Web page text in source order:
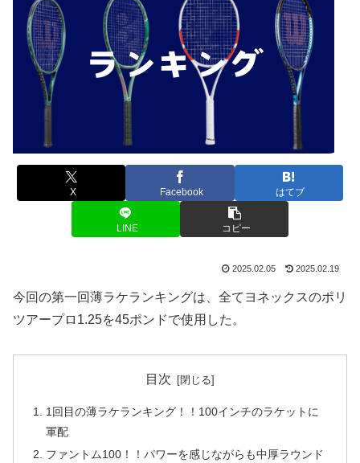
X Facebook はてブ
LINE コピー
2025.02.05 2025.02.19
今回の第一回薄ラケランキングは、全てヨネックスのポリ
ツアープロ1.25を45ポンドで使用した。
目次
1回目の薄ラケランキング！！100インチのラケットに
軍配
ファントム100！！パワーを感じながらも中厚ラウンド